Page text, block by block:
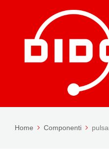
Home Componenti